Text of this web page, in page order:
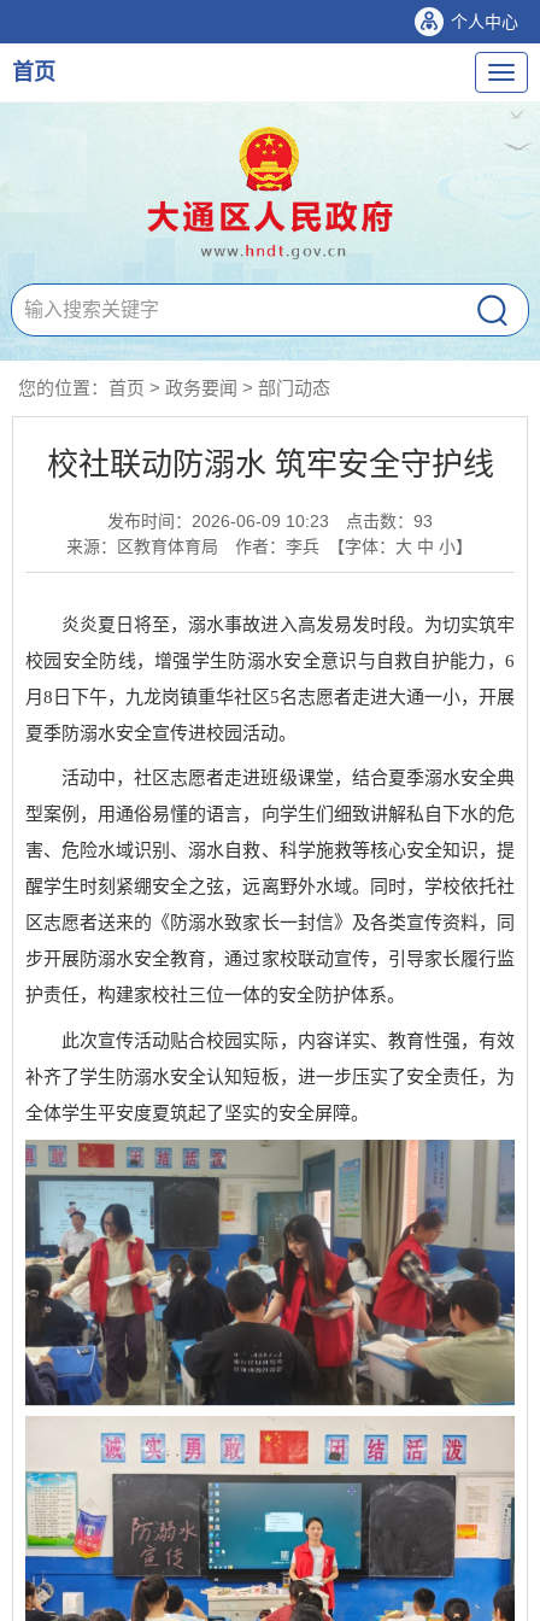
个人中心
导
航
首页
您的位置： 首页 > 政务要闻 > 部门动态
校社联动防溺水 筑牢安全守护线
发布时间：2026-06-09 10:23 点击数： 93
来源：区教育体育局
作者：李兵 【字体： 大 中 小】
炎炎夏日将至，溺水事故进入高发易发时段。为切实筑牢
校园安全防线，增强学生防溺水安全意识与自救自护能力，6
月8日下午，九龙岗镇重华社区5名志愿者走进大通一小，开展
夏季防溺水安全宣传进校园活动。
活动中，社区志愿者走进班级课堂，结合夏季溺水安全典
型案例，用通俗易懂的语言，向学生们细致讲解私自下水的危
害、危险水域识别、溺水自救、科学施救等核心安全知识，提
醒学生时刻紧绷安全之弦，远离野外水域。同时，学校依托社
区志愿者送来的《防溺水致家长一封信》及各类宣传资料，同
步开展防溺水安全教育，通过家校联动宣传，引导家长履行监
护责任，构建家校社三位一体的安全防护体系。
此次宣传活动贴合校园实际，内容详实、教育性强，有效
补齐了学生防溺水安全认知短板，进一步压实了安全责任，为
全体学生平安度夏筑起了坚实的安全屏障。